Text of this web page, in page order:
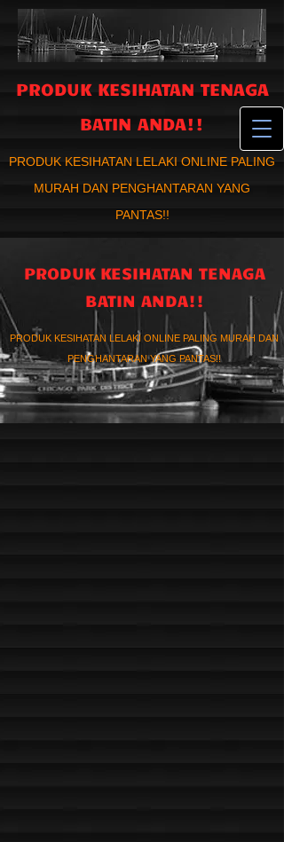
PRODUK KESIHATAN TENAGA
BATIN ANDA!!
PRODUK KESIHATAN LELAKI ONLINE PALING MURAH DAN
PENGHANTARAN YANG PANTAS!!
PRODUK KESIHATAN TENAGA
BATIN ANDA!!
PRODUK KESIHATAN LELAKI ONLINE PALING
MURAH DAN PENGHANTARAN YANG
PANTAS!!